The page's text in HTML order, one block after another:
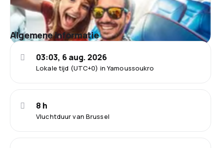
Algemene informatie
Lokale tijd (UTC+0) in Yamoussoukro
03:03, 6 aug. 2026
Vluchtduur van Brussel
8 h